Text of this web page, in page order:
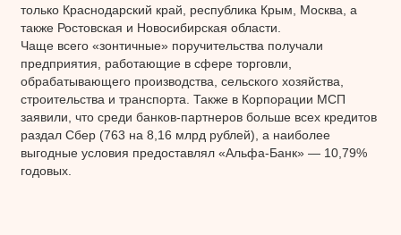
только Краснодарский край, республика Крым, Москва, а
также Ростовская и Новосибирская области.
Чаще всего «зонтичные» поручительства получали
предприятия, работающие в сфере торговли,
обрабатывающего производства, сельского хозяйства,
строительства и транспорта. Также в Корпорации МСП
заявили, что среди банков-партнеров больше всех кредитов
раздал Сбер (763 на 8,16 млрд рублей), а наиболее
выгодные условия предоставлял «Альфа-Банк» — 10,79%
годовых.